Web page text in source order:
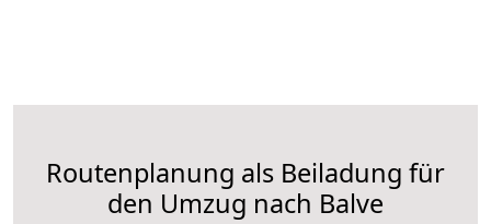
Routenplanung als Beiladung für
den Umzug nach Balve